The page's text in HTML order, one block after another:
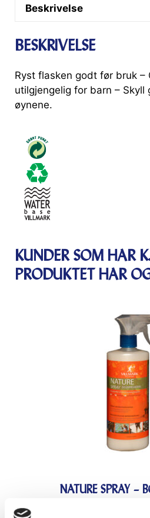
Beskrivelse
BESKRIVELSE
Ryst flasken godt før bruk –
utilgjengelig for barn – Skyll
øynene.
KUNDER SOM HAR
PRODUKTET HAR
NATURE SPRAY –